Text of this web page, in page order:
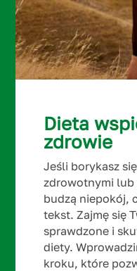
Dieta
zdrowie
Jeśli borykasz
zdrowotnymi lub
budzą niepokój,
tekst. Zajmę się
sprawdzone i
diety.
kroku, które